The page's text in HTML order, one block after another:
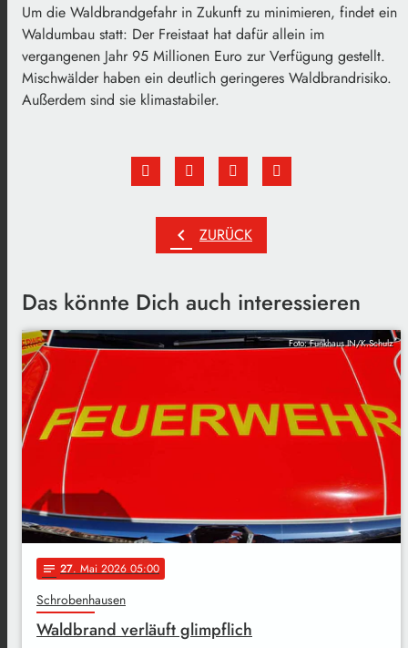
Um die Waldbrandgefahr in Zukunft zu minimieren, findet ein
Waldumbau statt: Der Freistaat hat dafür allein im
vergangenen Jahr 95 Millionen Euro zur Verfügung gestellt.
Mischwälder haben ein deutlich geringeres Waldbrandrisiko.
Außerdem sind sie klimastabiler.
chevron_left ZURÜCK
Das könnte Dich auch interessieren
Foto: Funkhaus IN/K.Schulz
notes 27. Mai 2026 05:00
Schrobenhausen
Waldbrand verläuft glimpflich